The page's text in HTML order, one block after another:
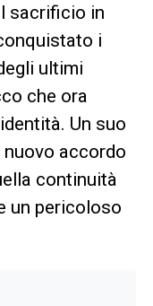
sacrificio in
i
ultimi
che ora
Un suo
accordo
continuità
un pericoloso